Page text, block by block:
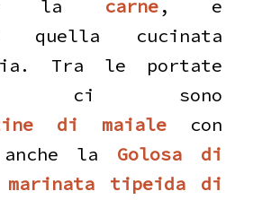
è la carne , e
quella cucinata
Tra le portate
ci sono
di maiale con
la Golosa di
tipeida di